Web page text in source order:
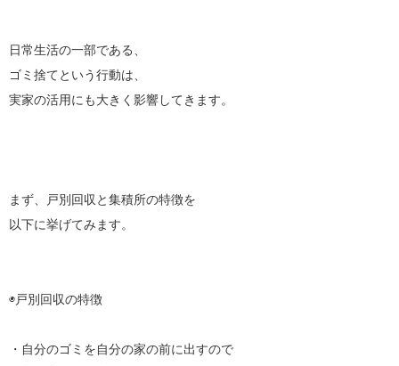
日常生活の一部である、
ゴミ捨てという行動は、
実家の活用にも大きく影響してきます。
まず、戸別回収と集積所の特徴を
以下に挙げてみます。
◉戸別回収の特徴
・自分のゴミを自分の家の前に出すので